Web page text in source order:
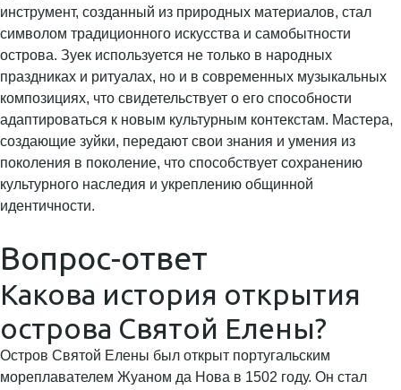
инструмент, созданный из природных материалов, стал
символом традиционного искусства и самобытности
острова. Зуек используется не только в народных
праздниках и ритуалах, но и в современных музыкальных
композициях, что свидетельствует о его способности
адаптироваться к новым культурным контекстам. Мастера,
создающие зуйки, передают свои знания и умения из
поколения в поколение, что способствует сохранению
культурного наследия и укреплению общинной
идентичности.
Вопрос-ответ
Какова история открытия
острова Святой Елены?
Остров Святой Елены был открыт португальским
мореплавателем Жуаном да Нова в 1502 году. Он стал